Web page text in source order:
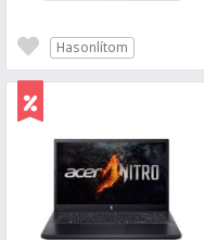
Hasonlítom